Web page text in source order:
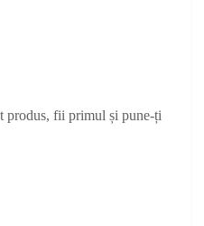
produs, fii primul și pune-ți